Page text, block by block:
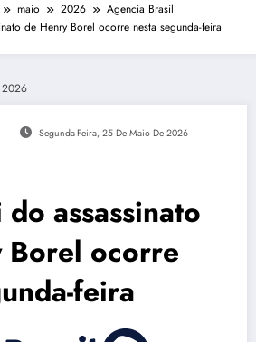
maio 2026
Agencia Brasil
de Henry Borel ocorre nesta segunda-feira
2026
Segunda-Feira, 25 De Maio De 2026
assassinato
Borel ocorre
feira